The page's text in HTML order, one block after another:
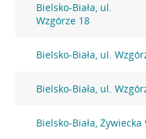
Bielsko-Biała, ul.
Wzgórze 18
Bielsko-Biała, ul.
Bielsko-Biała, ul.
Bielsko-Biała, Żywiecka